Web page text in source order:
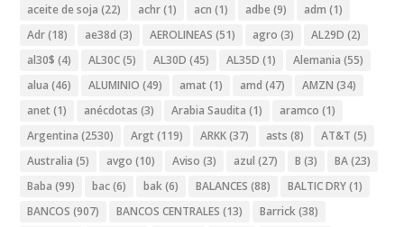
aceite de soja (22) achr(1) acn (1) adbe (9) adm (1)
Adr(18) ae38d (3) AEROLINEAS (51) agro (3) AL29D (2)
al30$ (4) AL30C(5) AL30D (45) AL35D (1) Alemania (55)
alua (46) ALUMINIO (49) amat (1) amd (47) AMZN (34)
anet (1) anécdotas (3) Arabia Saudita (1) aramco (1)
Argentina (2530) Argt (119) ARKK(37) asts (8) AT&T (5)
Australia (5) avgo (10) Aviso (3) azul (27) B (3) BA(23)
Baba (99) bac(6) bak(6) BALANCES (88) BALTIC DRY(1)
BANCOS (907) BANCOS CENTRALES (13) Barrick(38)